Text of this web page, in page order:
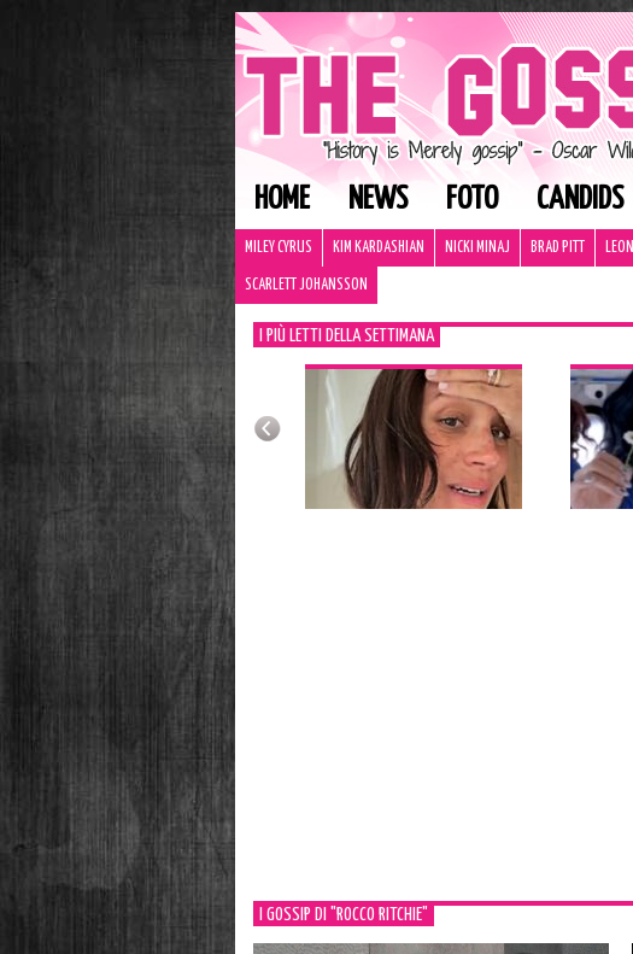
HOME NEWS FOTO CANDIDS
MILEY CYRUS KIM KARDASHIAN NICKI MINAJ BRAD PITT
SCARLETT JOHANSSON
I PIÙ LETTI DELLA SETTIMANA
I GOSSIP DI "ROCCO RITCHIE"